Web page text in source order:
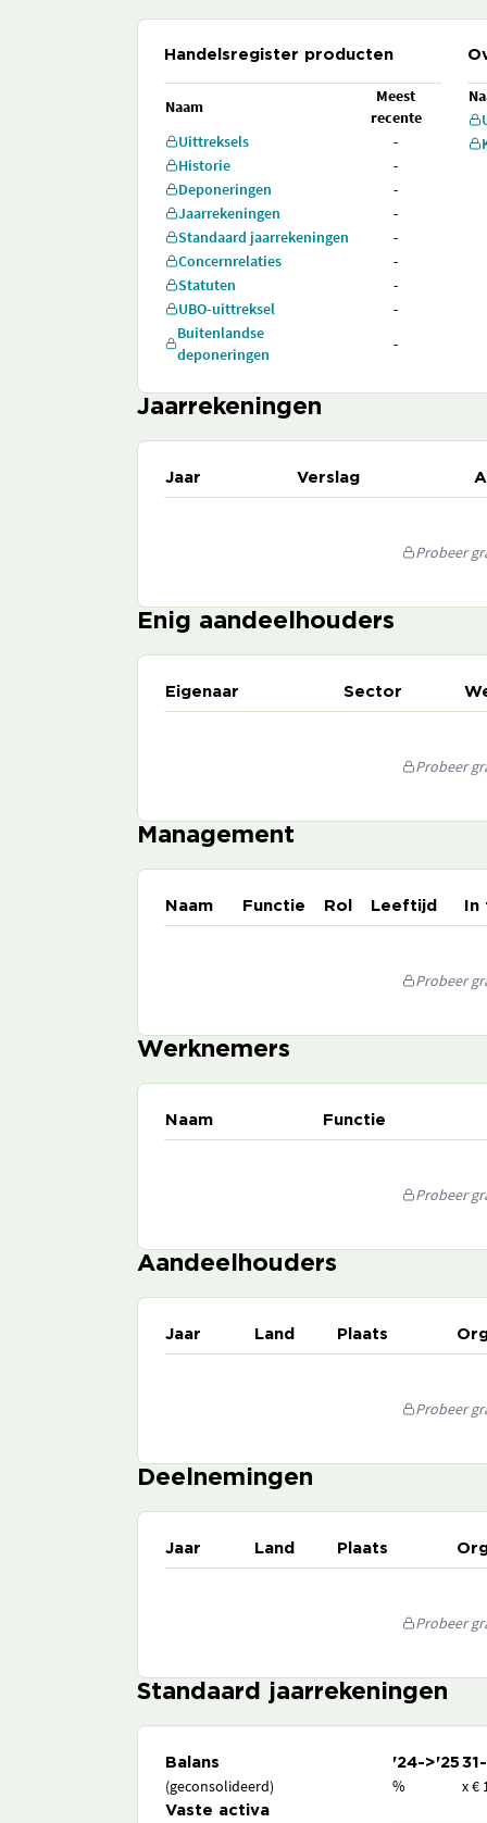
Handelsregister producten
Naam
Meest
recente
Uittreksels
-
Historie
-
Deponeringen
-
Jaarrekeningen
-
Standaard jaarrekeningen
-
Concernrelaties
-
Statuten
-
UBO-uittreksel
-
Buitenlandse
deponeringen
-
Jaarrekeningen
Jaar Verslag
Probeer
Enig aandeelhouders
Eigenaar Sector
Probeer
Management
Naam Functie Rol Leeftijd
Probeer
Werknemers
Naam Functie
Probeer
Aandeelhouders
Jaar Land Plaats
Probeer
Deelnemingen
Jaar Land Plaats
Probeer
Standaard jaarrekeningen
Balans '24->'25
(geconsolideerd) % x €
Vaste activa